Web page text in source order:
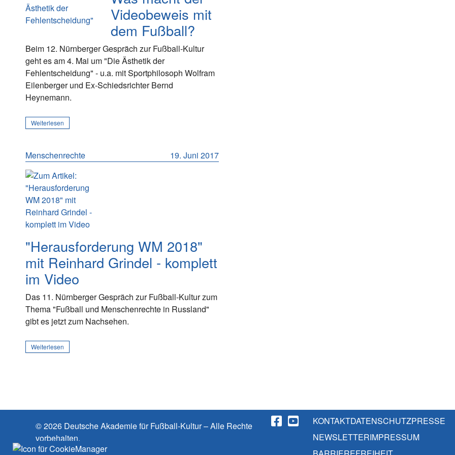
Videobeweis mit
dem Fußball?
Beim 12. Nürnberger Gespräch zur Fußball-Kultur
geht es am 4. Mai um "Die Ästhetik der
Fehlentscheidung" - u.a. mit Sportphilosoph Wolfram
Eilenberger und Ex-Schiedsrichter Bernd
Heynemann.
Weiterlesen
19. Juni 2017
Menschenrechte
"Herausforderung WM 2018"
mit Reinhard Grindel - komplett
im Video
Das 11. Nürnberger Gespräch zur Fußball-Kultur zum
Thema "Fußball und Menschenrechte in Russland"
gibt es jetzt zum Nachsehen.
Weiterlesen
© 2026 Deutsche Akademie für Fußball-Kultur – Alle Rechte
vorbehalten.
KONTAKTDATENSCHUTZPRESSE
NEWSLETTERIMPRESSUM
Cookies